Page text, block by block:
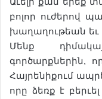
բոլոր ուժերով
խաղաղութեան
Մենք
գործարքներին,
Հայրենիքում
որը ձեռք է